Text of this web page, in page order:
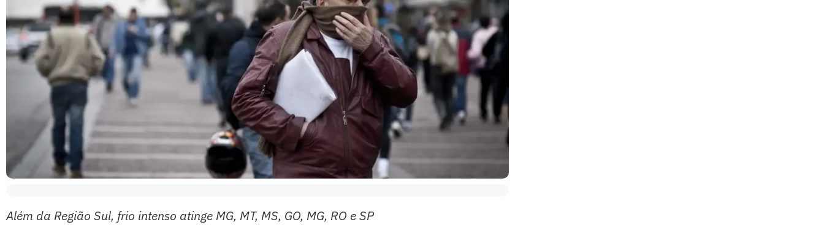
Além da Região Sul, frio intenso atinge MG, MT, MS, GO, MG, RO e SP